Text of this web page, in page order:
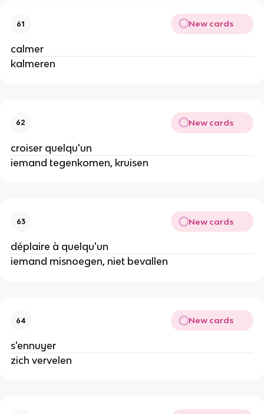
61 New cards
calmer
kalmeren
62 New cards
croiser quelqu'un
iemand tegenkomen, kruisen
63 New cards
déplaire à quelqu'un
iemand misnoegen, niet bevallen
64 New cards
s'ennuyer
zich vervelen